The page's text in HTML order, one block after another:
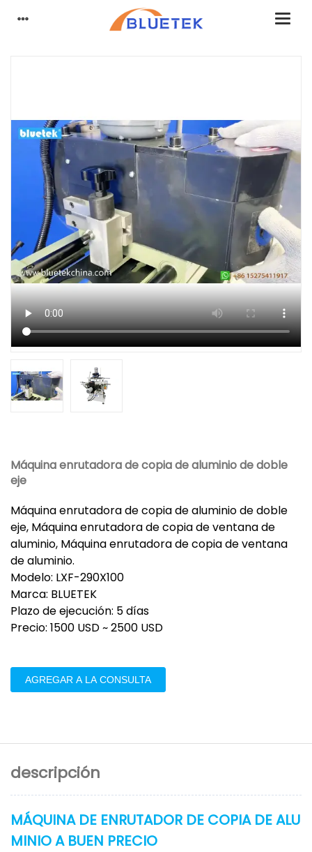
Máquina enrutadora de copia de aluminio de doble
eje
Máquina enrutadora de copia de aluminio de doble
eje, Máquina enrutadora de copia de ventana de
aluminio, Máquina enrutadora de copia de ventana
de aluminio.
Modelo: LXF-290X100
Marca: BLUETEK
Plazo de ejecución: 5 días
Precio: 1500 USD ~ 2500 USD
AGREGAR A LA CONSULTA
descripción
MÁQUINA DE ENRUTADOR DE COPIA DE ALU
MINIO A BUEN PRECIO